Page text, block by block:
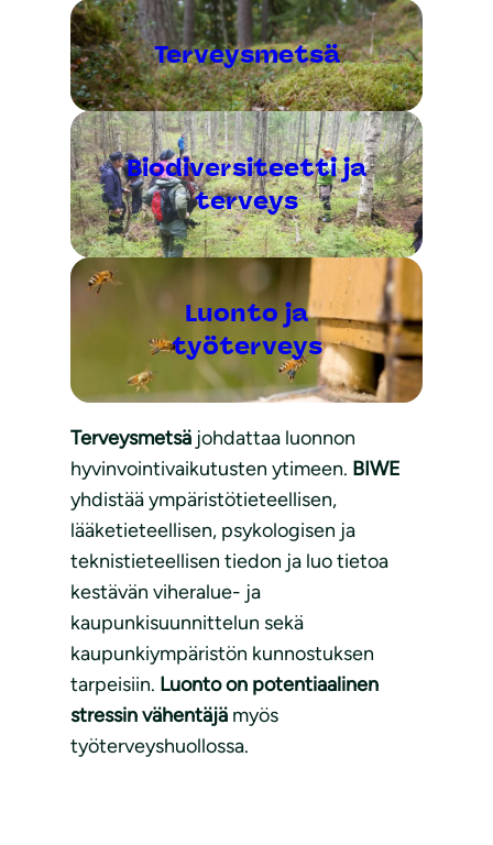
Terveysmetsä
Biodiversiteetti ja
terveys
Luonto ja
työterveys
Terveysmetsä johdattaa luonnon
hyvinvointivaikutusten ytimeen. BIWE
yhdistää ympäristötieteellisen,
lääketieteellisen, psykologisen ja
teknistieteellisen tiedon ja luo tietoa
kestävän viheralue- ja
kaupunkisuunnittelun sekä
kaupunkiympäristön kunnostuksen
tarpeisiin. Luonto on potentiaalinen
stressin vähentäjä myös
työterveyshuollossa.